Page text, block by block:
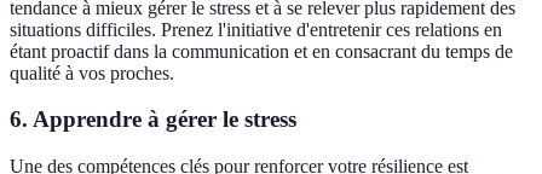
tendance à mieux gérer le stress et à se relever plus rapidement des
situations difficiles. Prenez l'initiative d'entretenir ces relations en
étant proactif dans la communication et en consacrant du temps de
qualité à vos proches.
6. Apprendre à gérer le stress
Une des compétences clés pour renforcer votre résilience est